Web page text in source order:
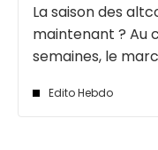
La saison des
maintenant ? Au
semaines, le
Edito Hebdo